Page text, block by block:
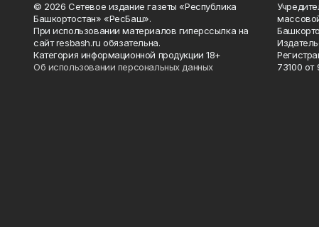
© 2026 Сетевое издание газеты «Республика
Башкортостан» «РесБаш».
При использовании материалов гиперссылка на
сайт resbash.ru обязательна.
Категория информационной продукции 18+
Об использовании персональных данных
73100 от